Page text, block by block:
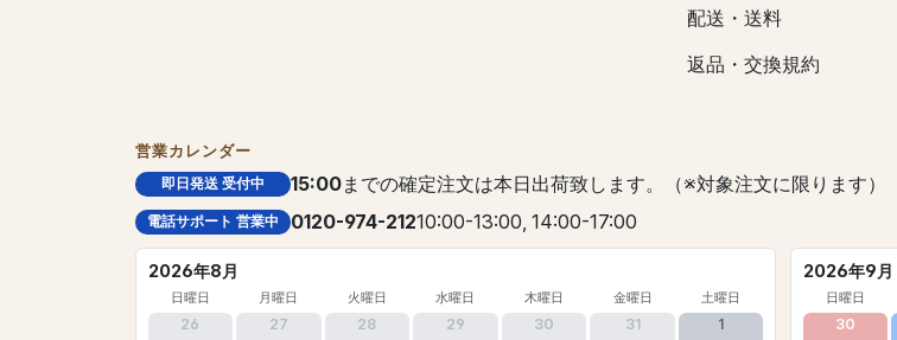
配送・送料
返品・交換規約
営業カレンダー
即日発送 受付中 15:00までの確定注文は本日出荷致します。（※対象注文に限ります）
電話サポート 営業中 0120-974-21210:00-13:00, 14:00-17:00
2026年8月
日曜日 月曜日 火曜日 水曜日 木曜日 金曜日 土曜日
26 27 28 29 30 31 1
2026年9月
日曜日
30